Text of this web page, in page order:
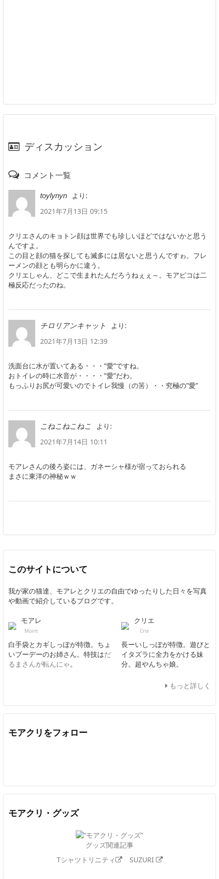
ディスカッション
コメント一覧
toylynyn
より:
2021年7月13日 09:15
クリエさんのキョトン顔は世界でも珍しいほどではないかと思う
んですよ。
この目と顔の猫を探しても滅多には居ないと思うんですゎ。フレ
ーメンの顔とも明らかに違う。
クリエしゃん、どこで生まれたんだろうねぇぇ～。モアピコは二
極反応だったのね。
チロリアンキャット
より:
2021年7月13日 12:39
洗面台に水が置いてある・・・”愛”ですね。
おトイレの時に水音が・・・・”愛”だわ。
もっふりお尻が可愛いのでトイレ我慢（の筈）・・究極の”愛”
こねこねこねこ
より:
2021年7月14日 10:11
モアレさんの後ろ姿には、ガネーシャ様が宿っておられる
まさに東洋の神秘ｗｗ
このサイトについて
我が家の猫達、モアレとクリエの自由でゆったりした日々を写真
や動画で紹介しているブログです。
モアレ
Moire
白手袋とカギしっぽが特徴。ちょ
いブーデーのお姉さん。特技はだ
るまさんが転んにゃ。
クリエ
Crie
長ーいしっぽが特徴。遊びと
イタズラに全力をかける妹
分。超やんちゃ娘。
もっと詳しく
モアクリをフォロー
モアクリ・グッズ
グッズ関連記事
Tシャツトリニティ
SUZURI